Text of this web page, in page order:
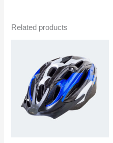
Related products